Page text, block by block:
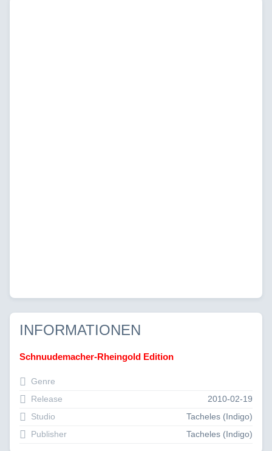
INFORMATIONEN
Schnuudemacher-Rheingold Edition
Genre
Release
2010-02-19
Studio
Tacheles (Indigo)
Publisher
Tacheles (Indigo)